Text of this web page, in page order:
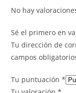
No hay
Sé el primero en
Tu dirección de
campos
Tu puntuación*